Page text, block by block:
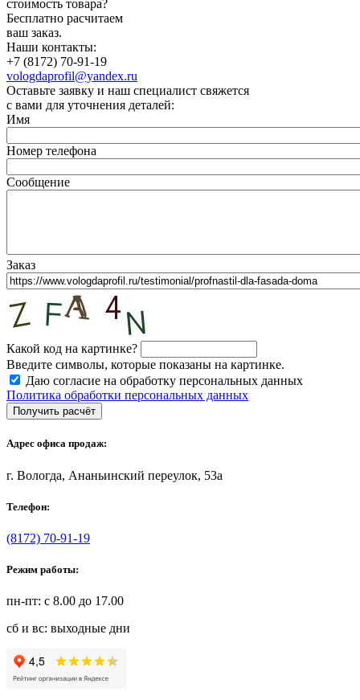
стоимость товара?
Бесплатно расчитаем
ваш заказ.
Наши контакты:
+7 (8172) 70-91-19
vologdaprofil@yandex.ru
Оставьте заявку и наш специалист свяжется
с вами для уточнения деталей:
Имя
Номер телефона
Сообщение
Заказ
Какой код на картинке?
Введите символы, которые показаны на картинке.
Даю согласие на обработку персональных данных
Политика обработки персональных данных
Адрес офиса продаж:
г. Вологда, Ананьинский переулок, 53a
Телефон:
(8172) 70-91-19
Режим работы:
пн-пт: с 8.00 до 17.00
сб и вс: выходные дни